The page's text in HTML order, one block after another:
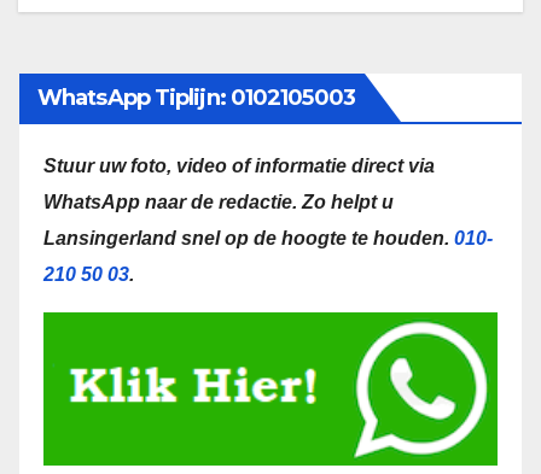
WhatsApp Tiplijn: 0102105003
Stuur uw foto, video of informatie direct via
WhatsApp naar de redactie.Zo helpt u
Lansingerland snel op de hoogte te houden. 010-
210 50 03.